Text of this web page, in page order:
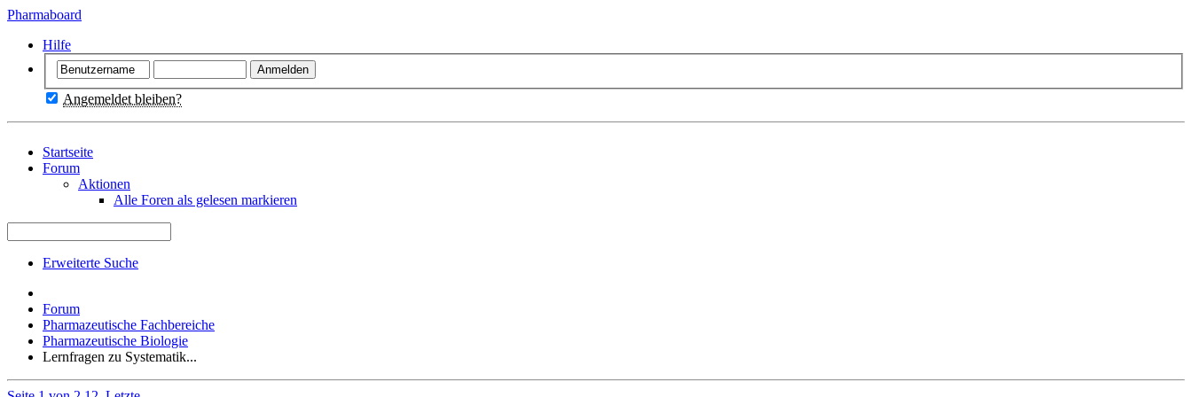
Pharmaboard
Hilfe
Angemeldet bleiben?
Startseite
Forum
Aktionen
Forum
Pharmazeutische Fachbereiche
Pharmazeutische Biologie